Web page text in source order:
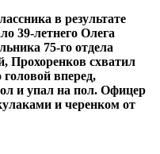
в результате
39-летнего Олега
75-го отдела
Прохоренков схватил
головой вперед,
и упал на пол. Офицер
и черенком от